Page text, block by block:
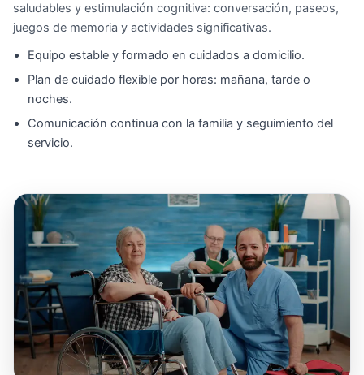
saludables y estimulación cognitiva: conversación, paseos,
juegos de memoria y actividades significativas.
Equipo estable y formado en cuidados a domicilio.
Plan de cuidado flexible por horas: mañana, tarde o
noches.
Comunicación continua con la familia y seguimiento del
servicio.